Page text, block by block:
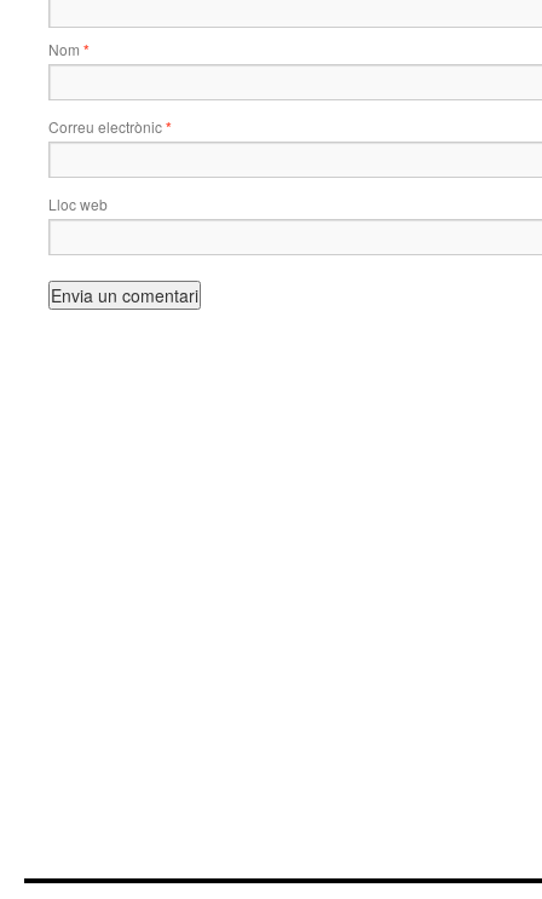
Nom *
Correu electrònic*
Lloc web